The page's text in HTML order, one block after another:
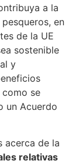
a la
en
de la UE
sostenible
y
se
un Acuerdo
acerca de la
relativas